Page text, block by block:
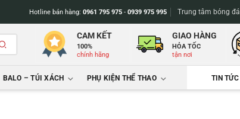
Hotline bán hàng: 0961 795 975- 0939 975 995 Trung tâm bóng đá
CAM KẾT
100%
chính hãng
GIAO HÀNG
HỎA TỐC
tận nơi
BALO – TÚI XÁCH PHỤ KIỆN THỂ THAO TIN TỨC